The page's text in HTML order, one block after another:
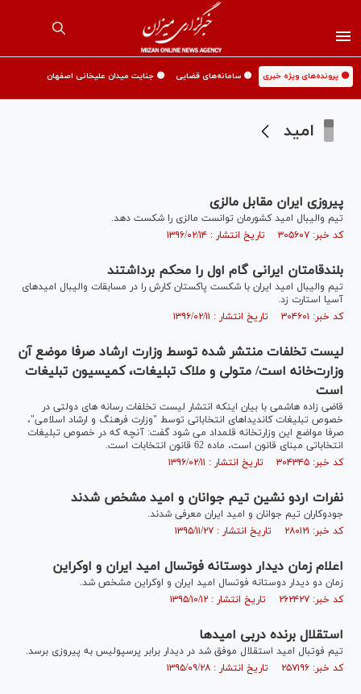
🟡 پرونده‌های ویژه خبری 🟡 سامانه‌های قضایی 🟡 جنایت میدان علیخانی اصفهان
امید
پیروزی ایران مقابل مالزی
تیم والیبال امید کشورمان توانست مالزی را شکست دهد.
کد خبر: ۳۰۵۶۰۷ تاریخ انتشار : ۱۳۹۶/۰۲/۱۴
بلندقامتان ایرانی‌ گام اول را محکم برداشتند
تیم والیبال امید ایران با شکست پاکستان کارش را در مسابقات والیبال امیدهای
آسیا استارت زد.
کد خبر: ۳۰۴۶۰۱ تاریخ انتشار : ۱۳۹۶/۰۲/۱۱
لیست تخلفات منتشر شده توسط وزارت ارشاد صرفا موضع آن
وزارت‌خانه است/ متولی و ملاک تبلیغات، کمیسیون تبلیغات
است
قاضی زاده هاشمی با بیان اینکه انتشار لیست تخلفات رسانه های دولتی در
خصوص تبلیغات کاندیداهای انتخاباتی توسط "وزارت فرهنگ و ارشاد اسلامی"،
صرفا مواضع این وزارتخانه قلمداد می شود گفت: آنچه که در خصوص تبلیغات
انتخاباتی مبنای قانون است، ماده 62 قانون انتخابات است.
کد خبر: ۳۰۴۳۴۵ تاریخ انتشار : ۱۳۹۶/۰۲/۱۱
نفرات اردو نشین تیم جوانان و امید مشخص شدند
جودوکاران تیم جوانان و امید ایران معرفی شدند.
کد خبر: ۲۸۰۱۲۱ تاریخ انتشار : ۱۳۹۵/۱۱/۲۷
اعلام زمان دیدار دوستانه فوتسال امید ایران و اوکراین
زمان دو دیدار دوستانه فوتسال امید ایران و اوکراین مشخص شد.
کد خبر: ۲۶۲۴۲۷ تاریخ انتشار : ۱۳۹۵/۱۰/۱۲
استقلال برنده دربی امیدها
تیم فوتبال امید استقلال موفق شد در دیدار برابر پرسپولیس به پیروزی برسد.
کد خبر: ۲۵۷۱۹۶ تاریخ انتشار : ۱۳۹۵/۰۹/۲۸